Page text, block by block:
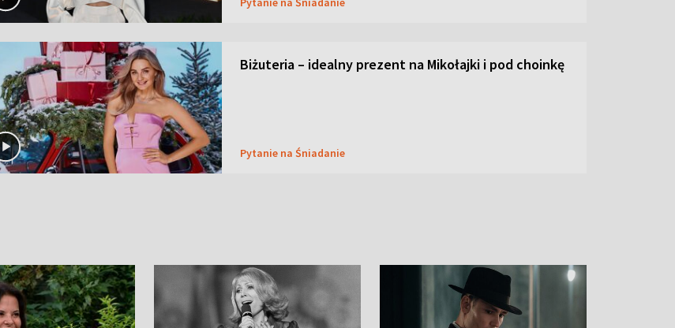
Biżuteria – idealny prezent na Mikołajki i pod choinkę
Pytanie na Śniadanie